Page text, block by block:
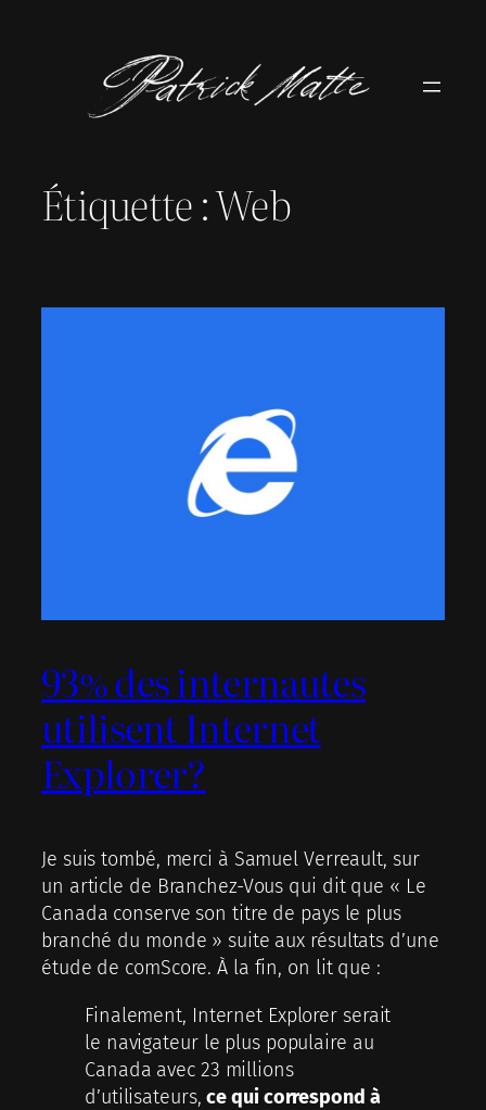
Étiquette :Web
93% des internautes
utilisent Internet
Explorer?
Je suis tombé, merci à Samuel Verreault, sur
un article de Branchez-Vous qui dit que « Le
Canada conserve son titre de pays le plus
branché du monde » suite aux résultats d’une
étude de comScore. À la fin, on lit que :
Finalement, Internet Explorer serait
le navigateur le plus populaire au
Canada avec 23 millions
d’utilisateurs,ce qui correspond à